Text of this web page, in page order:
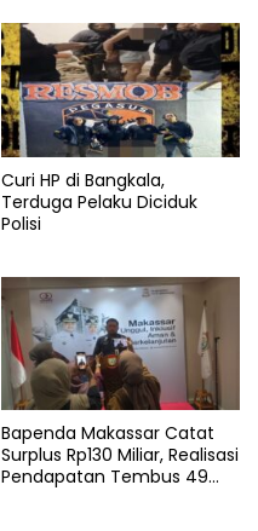
Curi HP di Bangkala,
Terduga Pelaku Diciduk
Polisi
Bapenda Makassar Catat
Surplus Rp130 Miliar, Realisasi
Pendapatan Tembus 49